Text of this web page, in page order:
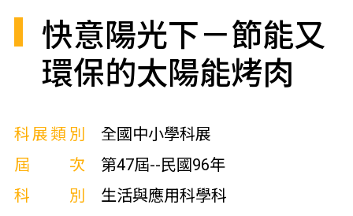
快意陽光下－節能又
環保的太陽能烤肉
科展類別
全國中小學科展
屆次
第47屆--民國96年
科別
生活與應用科學科